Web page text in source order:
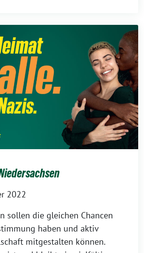
2022
sollen die gleichen Chancen
haben und aktiv
mitgestalten können.